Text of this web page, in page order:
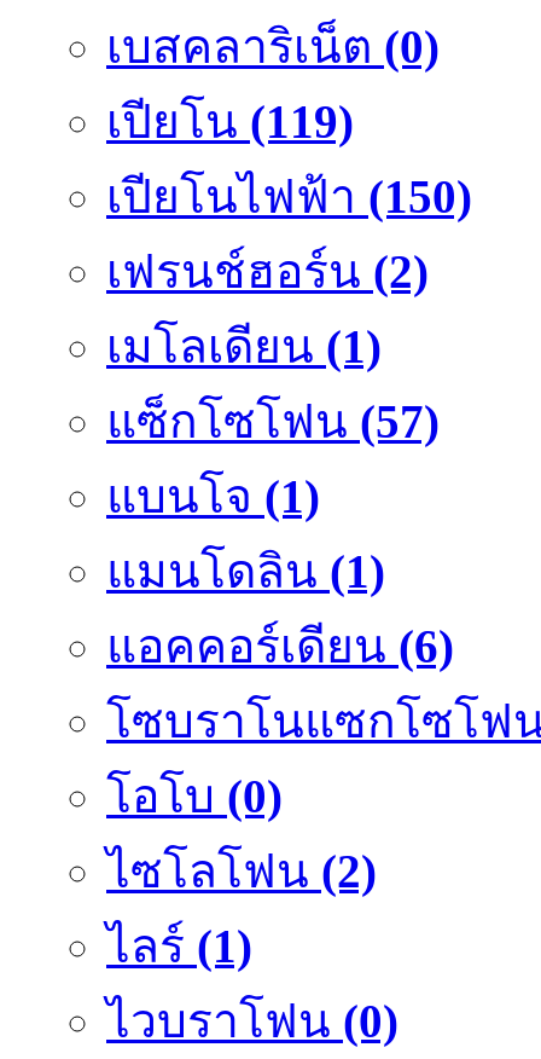
เบสคลาริเน็ต (0)
เปียโน (119)
เปียโนไฟฟ้า (150)
เฟรนช์ฮอร์น (2)
เมโลเดียน (1)
แซ็กโซโฟน (57)
แบนโจ (1)
แมนโดลิน (1)
แอคคอร์เดียน (6)
โซบราโนแซกโซโฟ
โอโบ (0)
ไซโลโฟน (2)
ไลร์ (1)
ไวบราโฟน (0)